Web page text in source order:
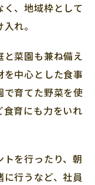
、地域枠として
れ。
菜園も兼ね備え
を中心とした食事
で育てた野菜を使
食育にも力をいれ
を行ったり、朝
行うなど、社員